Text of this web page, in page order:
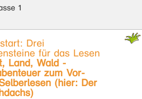
1
Drei
für das Lesen
Land, Wald -
zum Vor-
(hier: Der